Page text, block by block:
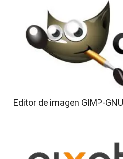
Editor de imagen GIMP-GNU